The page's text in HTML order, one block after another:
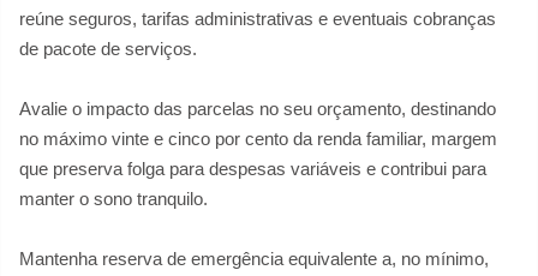
reúne seguros, tarifas administrativas e eventuais cobranças
de pacote de serviços.
Avalie o impacto das parcelas no seu orçamento, destinando
no máximo vinte e cinco por cento da renda familiar, margem
que preserva folga para despesas variáveis e contribui para
manter o sono tranquilo.
Mantenha reserva de emergência equivalente a, no mínimo,